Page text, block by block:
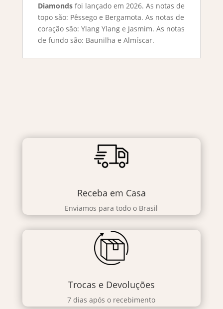
Diamondsfoi lançado em 2026. As notas de
topo são: Pêssego e Bergamota. As notas de
coração são: Ylang Ylang e Jasmim. As notas
de fundo são: Baunilha e Almíscar.
Receba em Casa
Enviamos para todo o Brasil
Trocas e Devoluções
7 dias após o recebimento